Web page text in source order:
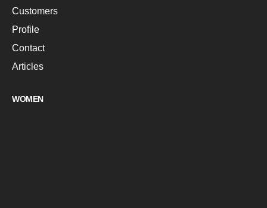
Customers
Profile
Contact
Articles
WOMEN